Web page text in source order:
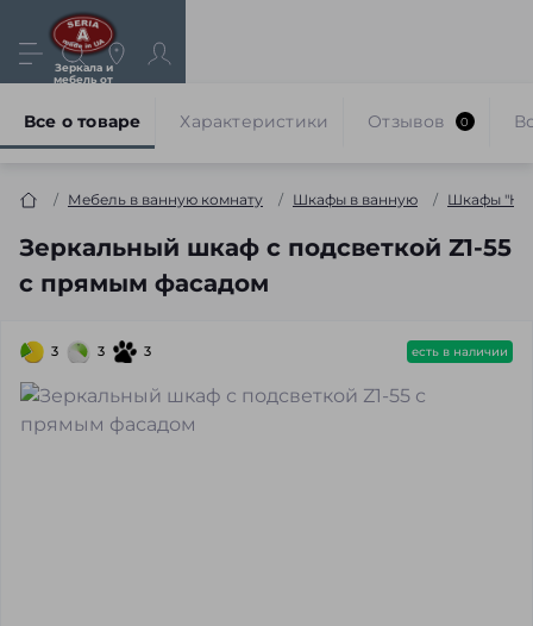
Зеркала и
мебель от
Мебель в ванную комнату Шкафы в ванную Шкафы
Зеркальный шкаф с подсветкой Z1-55
с прямым фасадом
Все о товаре Характеристики Отзывов 0
3 3 3 есть в наличии